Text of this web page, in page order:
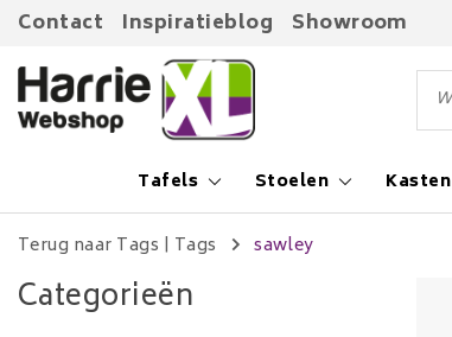
Contact Inspiratieblog Showroom
Tafels Stoelen Kasten
Terug naar Tags | Tags sawley
Categorieën